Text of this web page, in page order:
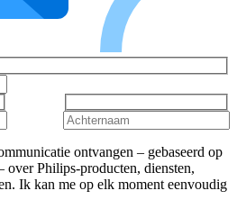
ontvangen – gebaseerd op
over Philips-producten, diensten,
Ik kan me op elk moment eenvoudig